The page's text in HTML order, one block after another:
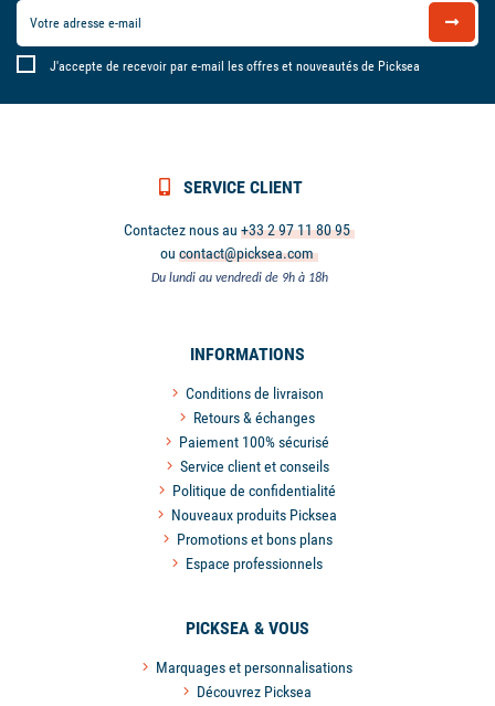
J'accepte de recevoir par e-mail les offres et nouveautés de Picksea
SERVICE CLIENT
Contactez nous au +33 2 97 11 80 95
ou contact@picksea.com
Du lundi au vendredi de 9h à 18h
INFORMATIONS
Conditions de livraison
Retours & échanges
Paiement 100% sécurisé
Service client et conseils
Politique de confidentialité
Nouveaux produits Picksea
Promotions et bons plans
Espace professionnels
PICKSEA & VOUS
Marquages et personnalisations
Découvrez Picksea